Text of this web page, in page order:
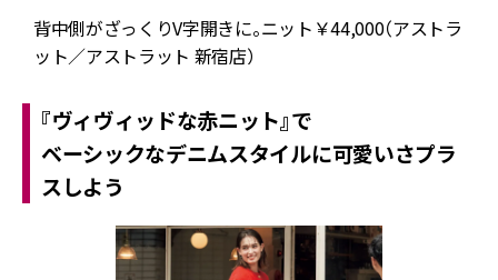
背中側がざっくりV字開きに。ニット￥44,000（アストラ
ット／アストラット 新宿店）
『ヴィヴィッドな赤ニット』で
ベーシックなデニムスタイルに可愛いさプラ
スしよう